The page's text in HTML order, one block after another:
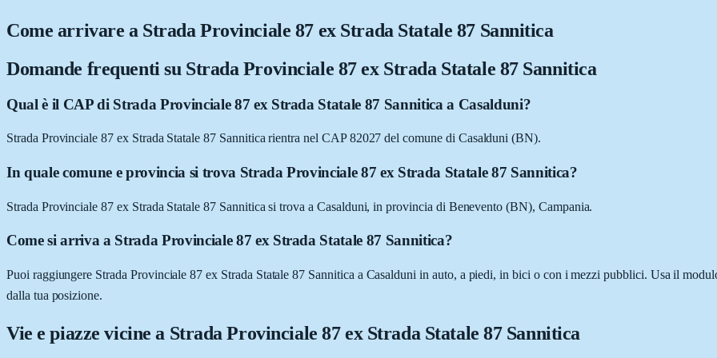
Come arrivare a Strada Provinciale 87 ex Strada Statale 87 Sannitica
Domande frequenti su Strada Provinciale 87 ex Strada Statale 87 Sannitica
Qual è il CAP di Strada Provinciale 87 ex Strada Statale 87 Sannitica a Casalduni?
Strada Provinciale 87 ex Strada Statale 87 Sannitica rientra nel CAP 82027 del comune di Casalduni (BN).
In quale comune e provincia si trova Strada Provinciale 87 ex Strada Statale 87 Sannitica?
Strada Provinciale 87 ex Strada Statale 87 Sannitica si trova a Casalduni, in provincia di Benevento (BN), Campania.
Come si arriva a Strada Provinciale 87 ex Strada Statale 87 Sannitica?
Puoi raggiungere Strada Provinciale 87 ex Strada Statale 87 Sannitica a Casalduni in auto, a piedi, in bici o con i mezzi pubblici. Usa il
dalla tua posizione.
Vie e piazze vicine a Strada Provinciale 87 ex Strada Statale 87 Sannitica